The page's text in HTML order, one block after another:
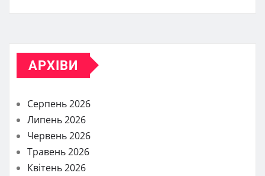
АРХІВИ
Серпень 2026
Липень 2026
Червень 2026
Травень 2026
Квітень 2026